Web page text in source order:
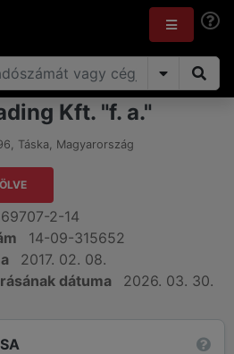
Kft. "f. a."
, Táska, Magyarország
2-14
14-09-315652
2017. 02. 08.
dátuma
2026. 03. 30.